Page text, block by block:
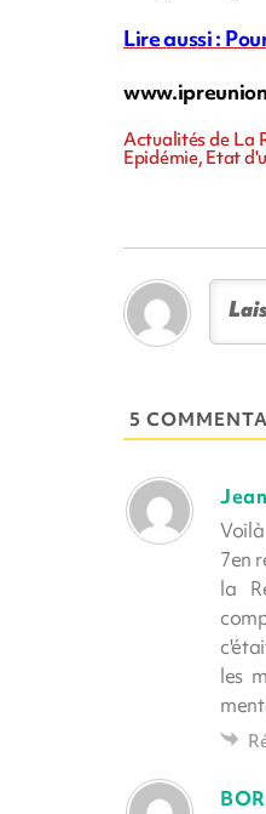
Lire aussi :
Actualités de La
Epidémie, Etat
5
7en
la
les